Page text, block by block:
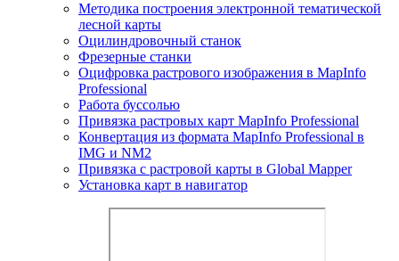
Методика построения электронной тематической
лесной карты
Оцилиндровочный станок
Фрезерные станки
Оцифровка растрового изображения в MapInfo
Professional
Работа буссолью
Привязка растровых карт MapInfo Professional
Конвертация из формата MapInfo Professional в
IMG и NM2
Привязка с растровой карты в Global Mapper
Установка карт в навигатор